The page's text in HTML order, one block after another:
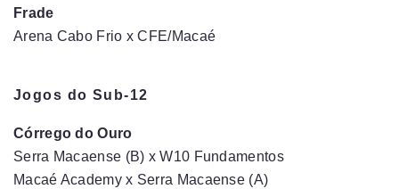
Frade
Arena Cabo Frio x CFE/Macaé
Jogos do Sub-12
Córrego do Ouro
Serra Macaense (B) x W10 Fundamentos
Macaé Academy x Serra Macaense (A)